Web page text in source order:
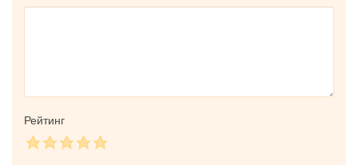
Рейтинг